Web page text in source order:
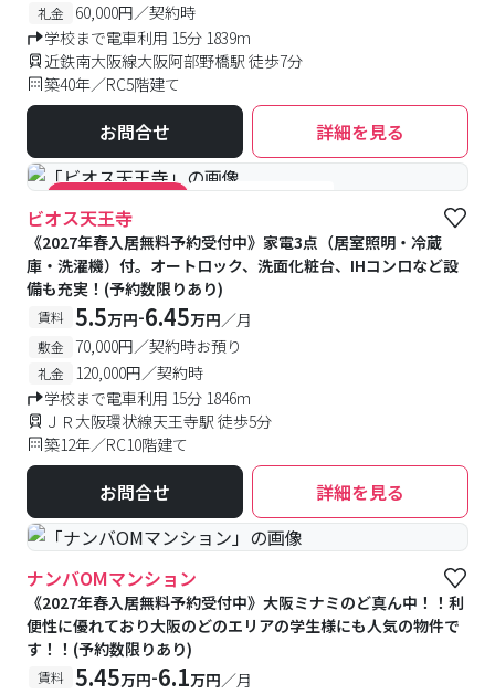
礼金
60,000円／契約時
学校まで電車利用 15分 1839m
近鉄南大阪線大阪阿部野橋駅 徒歩7分
築40年／RC5階建て
お問合せ 詳細を見る
#キャンペーン実施中 #女性専用フロアあり
ビオス天王寺
《2027年春入居無料予約受付中》家電3点（居室照明・冷蔵
庫・洗濯機）付。オートロック、洗面化粧台、IHコンロなど設
備も充実！(予約数限りあり)
賃料 5.5万円-6.45万円／月
敷金 70,000円／契約時お預り
礼金
120,000円／契約時
学校まで電車利用 15分 1846m
ＪＲ大阪環状線天王寺駅 徒歩5分
築12年／RC10階建て
お問合せ 詳細を見る
ナンバOMマンション
《2027年春入居無料予約受付中》大阪ミナミのど真ん中！！利
便性に優れており大阪のどのエリアの学生様にも人気の物件で
す！！(予約数限りあり)
賃料 5.45万円-6.1万円／月